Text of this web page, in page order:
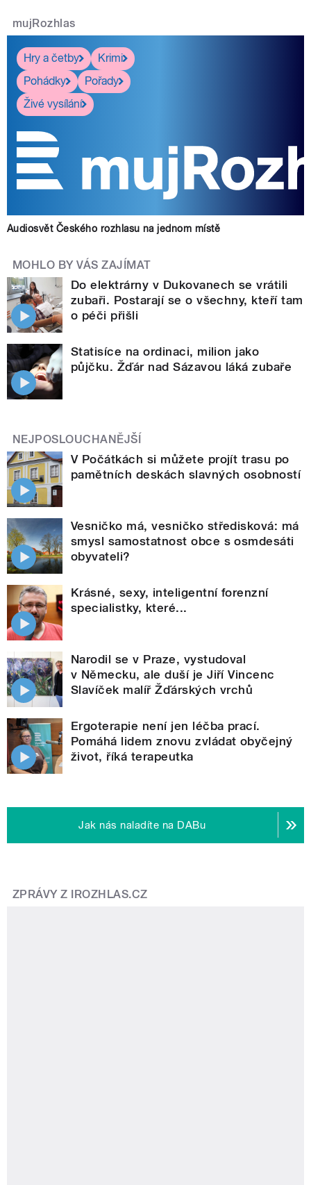
mujRozhlas
Hry a četby
Krimi
Pohádky
Pořady
Živé vysílání
Audiosvět Českého rozhlasu na jednom místě
MOHLO BY VÁS ZAJÍMAT
Do elektrárny v Dukovanech se vrátili
zubaři. Postarají se o všechny, kteří tam
o péči přišli
Statisíce na ordinaci, milion jako
půjčku. Žďár nad Sázavou láká zubaře
NEJPOSLOUCHANĚJŠÍ
V Počátkách si můžete projít trasu po
pamětních deskách slavných osobností
Vesničko má, vesničko středisková: má
smysl samostatnost obce s osmdesáti
obyvateli?
Krásné, sexy, inteligentní forenzní
specialistky, které...
Narodil se v Praze, vystudoval
v Německu, ale duší je Jiří Vincenc
Slavíček malíř Žďárských vrchů
Ergoterapie není jen léčba prací.
Pomáhá lidem znovu zvládat obyčejný
život, říká terapeutka
Jak nás naladíte na DABu
ZPRÁVY Z IROZHLAS.CZ